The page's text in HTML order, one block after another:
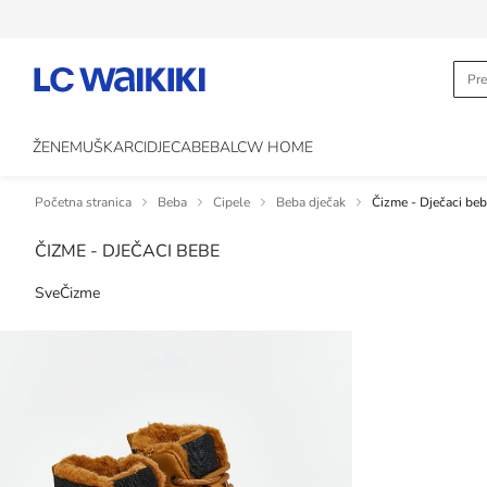
ŽENEMUŠKARCIDJECABEBALCW HOME
Početna stranica Beba Cipele Beba dječak Čizme - Dječaci
ČIZME - DJEČACI BEBE
SveČizme